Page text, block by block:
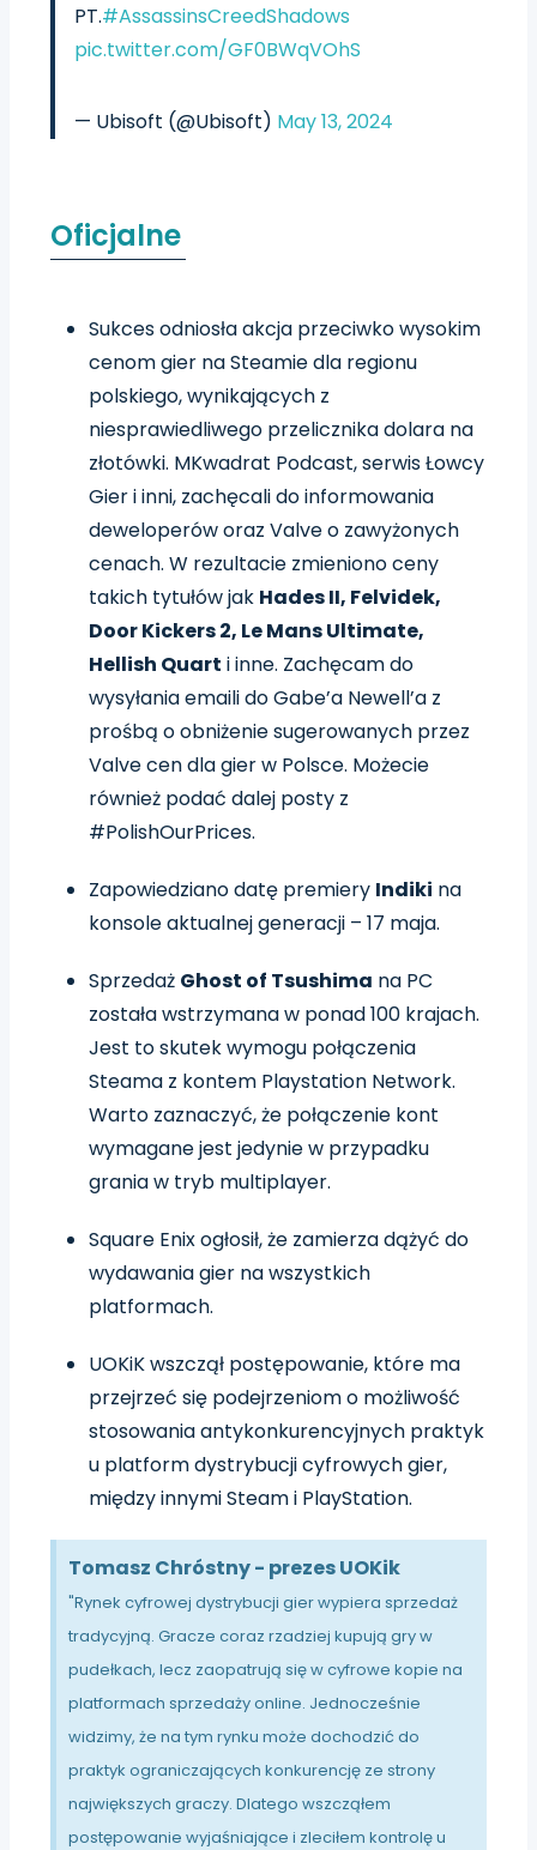
PT.#AssassinsCreedShadows
pic.twitter.com/GF0BWqVOhS
— Ubisoft (@Ubisoft) May 13, 2024
Oficjalne
Sukces odniosła akcja przeciwko wysokim
cenom gier na Steamie dla regionu
polskiego, wynikających z
niesprawiedliwego przelicznika dolara na
złotówki. MKwadrat Podcast, serwis Łowcy
Gier i inni, zachęcali do informowania
deweloperów oraz Valve o zawyżonych
cenach. W rezultacie zmieniono ceny
takich tytułów jak Hades II, Felvidek,
Door Kickers 2, Le Mans Ultimate,
Hellish Quart i inne. Zachęcam do
wysyłania emaili do Gabe’a Newell’a z
prośbą o obniżenie sugerowanych przez
Valve cen dla gier w Polsce. Możecie
również podać dalej posty z
#PolishOurPrices.
Zapowiedziano datę premiery Indiki na
konsole aktualnej generacji – 17 maja.
Sprzedaż Ghost of Tsushima na PC
została wstrzymana w ponad 100 krajach.
Jest to skutek wymogu połączenia
Steama z kontem Playstation Network.
Warto zaznaczyć, że połączenie kont
wymagane jest jedynie w przypadku
grania w tryb multiplayer.
Square Enix ogłosił, że zamierza dążyć do
wydawania gier na wszystkich
platformach.
UOKiK wszczął postępowanie, które ma
przejrzeć się podejrzeniom o możliwość
stosowania antykonkurencyjnych praktyk
u platform dystrybucji cyfrowych gier,
między innymi Steam i PlayStation.
Tomasz Chróstny - prezes UOKik
"Rynek cyfrowej dystrybucji gier wypiera sprzedaż
tradycyjną. Gracze coraz rzadziej kupują gry w
pudełkach, lecz zaopatrują się w cyfrowe kopie na
platformach sprzedaży online. Jednocześnie
widzimy, że na tym rynku może dochodzić do
praktyk ograniczających konkurencję ze strony
największych graczy. Dlatego wszcząłem
postępowanie wyjaśniające i zleciłem kontrolę u